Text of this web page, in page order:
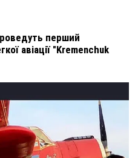
перший
авіації "Kremenchuk